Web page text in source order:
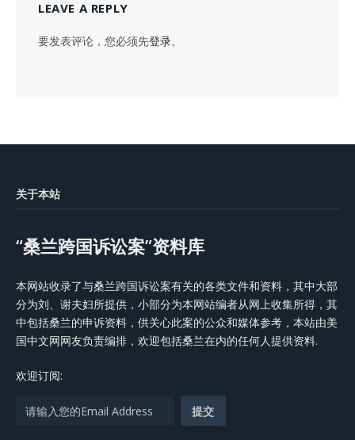
LEAVE A REPLY
要发表评论，您必须先登录。
关于本站
“桑兰跨国诉讼案”资料库
本网站收录了与桑兰跨国诉讼案有关的各类文件和资料，其中大部
分为刘、谢夫妇所提供，小部分为本网站编者从网上收集所得，其
中包括桑兰的申诉资料，供关心此案的公众和媒体参考，本站由美
国中文网网友负责编排，欢迎包括桑兰在内的任何人提供资料.
欢迎订阅: